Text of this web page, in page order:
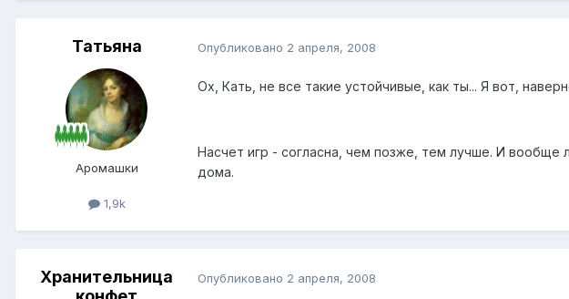
Татьяна
Аромашки
1,9k
Опубликовано 2 апреля, 2008
Ох, Кать, не все такие устойчивые, как ты... Я вот,
Насчет игр - согласна, чем позже, тем лучше. И
дома.
Хранительница
Опубликовано 2 апреля, 2008